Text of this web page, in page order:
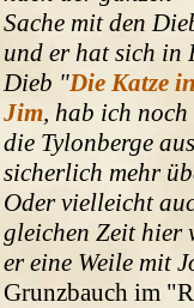
Sache mit den
und er hat sich in
Dieb "Die Katze
Jim, hab ich
die Tylonberge
sicherlich mehr
Oder vielleicht
gleichen Zeit hier
er eine Weile mit
Grunzbauch im